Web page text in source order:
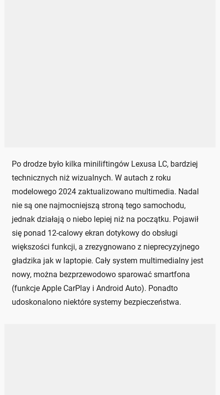
Po drodze było kilka miniliftingów Lexusa LC, bardziej
technicznych niż wizualnych. W autach z roku
modelowego 2024 zaktualizowano multimedia. Nadal
nie są one najmocniejszą stroną tego samochodu,
jednak działają o niebo lepiej niż na początku. Pojawił
się ponad 12-calowy ekran dotykowy do obsługi
większości funkcji, a zrezygnowano z nieprecyzyjnego
gładzika jak w laptopie. Cały system multimedialny jest
nowy, można bezprzewodowo sparować smartfona
(funkcje Apple CarPlay i Android Auto). Ponadto
udoskonalono niektóre systemy bezpieczeństwa.